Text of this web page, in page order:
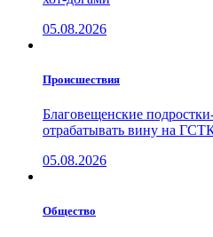
05.08.2026
Проиcшествия
Благовещенские
отрабатывать вину на
05.08.2026
Общество